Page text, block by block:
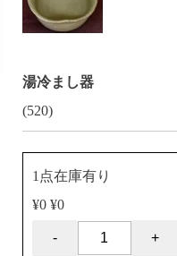
湯冷まし器
(520)
1点在庫有り
¥0 ¥0